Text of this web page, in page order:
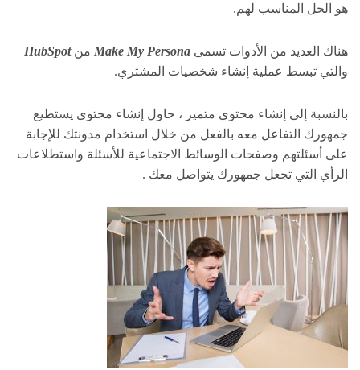
هو الحل المناسب لهم.
هناك العديد من الأدوات تسمى Make My Persona منHubSpot
والتي تبسط عملية إنشاء شخصيات المشتري.
بالنسبة إلى إنشاء محتوى متميز ، حاول إنشاء محتوى يستطيع
جمهورك التفاعل معه بالفعل من خلال استخدام مدونتك للإجابة
على أسئلتهم وصفحات الوسائط الاجتماعية للأسئلة واستطلاعات
الرأي التي تجعل جمهورك يتواصل معك .